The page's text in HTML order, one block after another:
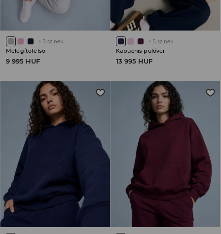
+ 3 színek
Melegítőfelső
9 995 HUF
+ 5 színek
Kapucnis pulóver
13 995 HUF